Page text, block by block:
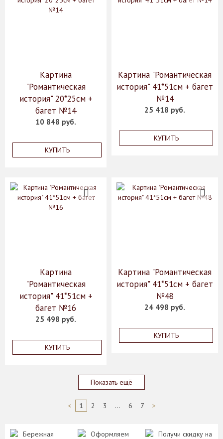
Картина
"Романтическая
история" 20*25см +
багет №14
10 848 руб.
КУПИТЬ
Картина "Романтическая
история" 41*51см + багет
№14
25 418 руб.
КУПИТЬ
Картина
"Романтическая
история" 41*51см +
багет №16
25 498 руб.
КУПИТЬ
Картина "Романтическая
история" 41*51см + багет
№48
24 498 руб.
КУПИТЬ
Показать ещё
< 1 2 3 ... 6 7 >
Бережная
Оформляем
Получи скидку на